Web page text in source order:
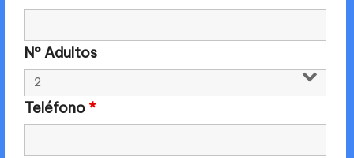
N° Adultos
Teléfono *